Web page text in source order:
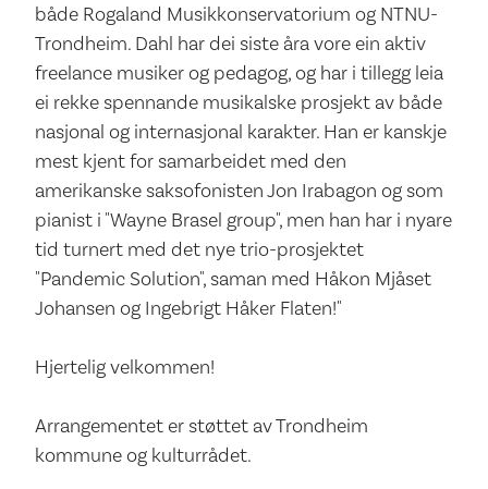
både Rogaland Musikkonservatorium og NTNU-
Trondheim. Dahl har dei siste åra vore ein aktiv
freelance musiker og pedagog, og har i tillegg leia
ei rekke spennande musikalske prosjekt av både
nasjonal og internasjonal karakter. Han er kanskje
mest kjent for samarbeidet med den
amerikanske saksofonisten Jon Irabagon og som
pianist i "Wayne Brasel group", men han har i nyare
tid turnert med det nye trio-prosjektet
"Pandemic Solution", saman med Håkon Mjåset
Johansen og Ingebrigt Håker Flaten!"
Hjertelig velkommen!
Arrangementet er støttet av Trondheim
kommune og kulturrådet.